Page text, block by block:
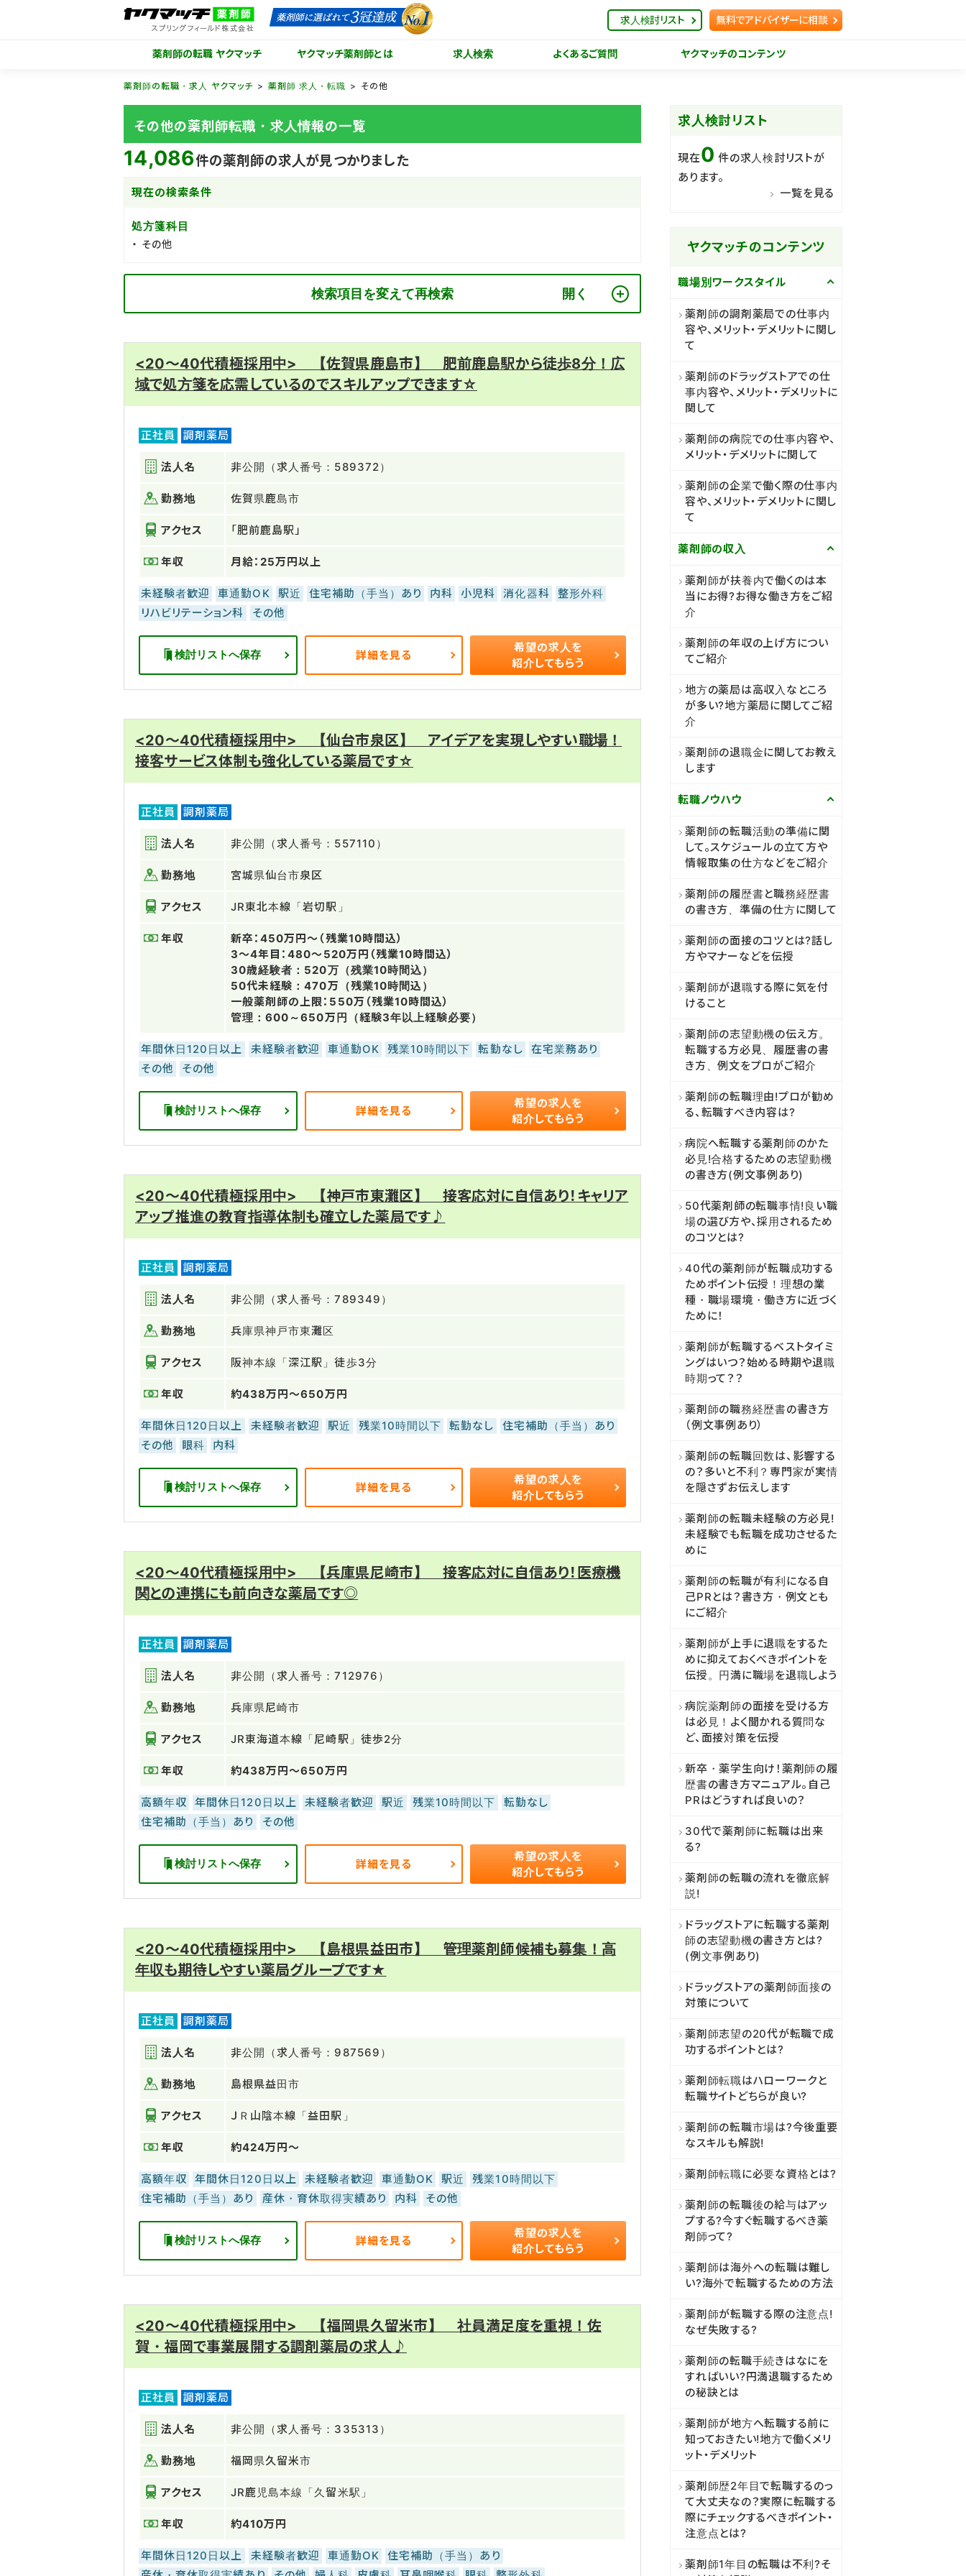
薬剤師の転職 ヤクマッチ ヤクマッチ薬剤師とは 求人検索 よくあるご質問 ヤクマッチのコンテンツ
求人検討リスト 無料でアドバイザーに相談
薬剤師の転職・求人 ヤクマッチ 薬剤師 求人・転職 その他
その他の薬剤師転職・求人情報の一覧
14,086件の薬剤師の求人が見つかりました
現在の検索条件
処方箋科目
その他
検索項目を変えて再検索
<20～40代積極採用中> 【佐賀県鹿島市】 肥前鹿島駅から徒歩8分！広
域で処方箋を応需しているのでスキルアップできます☆
正社員 調剤薬局
法人名 非公開（求人番号：589372）
勤務地 佐賀県鹿島市
アクセス 「肥前鹿島駅」
年収 月給：25万円以上
未経験者歓迎 車通勤OK 駅近 住宅補助（手当）あり 内科 小児科 消化器科
整形外科
リハビリテーション科
その他
検討リストへ保存 詳細を見る
希望の求人を
紹介してもらう
<20～40代積極採用中> 【仙台市泉区】 アイデアを実現しやすい職場！
接客サービス体制も強化している薬局です☆
正社員 調剤薬局
法人名 非公開（求人番号：557110）
勤務地 宮城県仙台市泉区
アクセス JR東北本線「岩切駅」
年収
新卒：450万円～（残業10時間込）
3～4年目：480～520万円（残業10時間込）
30歳経験者：520万（残業10時間込）
50代未経験：470万（残業10時間込）
一般薬剤師の上限：550万（残業10時間込）
管理：600～650万円（経験3年以上経験必要）
年間休日120日以上 未経験者歓迎 車通勤OK 残業10時間以下 転勤なし
在宅業務あり
その他
その他
検討リストへ保存 詳細を見る
希望の求人を
紹介してもらう
<20～40代積極採用中> 【神戸市東灘区】 接客応対に自信あり！キャリア
アップ推進の教育指導体制も確立した薬局です♪
正社員 調剤薬局
法人名 非公開（求人番号：789349）
勤務地 兵庫県神戸市東灘区
アクセス 阪神本線「深江駅」徒歩3分
年収 約438万円～650万円
年間休日120日以上 未経験者歓迎 駅近 残業10時間以下 転勤なし
住宅補助（手当）あり
その他
眼科 内科
検討リストへ保存 詳細を見る
希望の求人を
紹介してもらう
<20～40代積極採用中> 【兵庫県尼崎市】 接客応対に自信あり！医療機
関との連携にも前向きな薬局です◎
正社員 調剤薬局
法人名 非公開（求人番号：712976）
勤務地 兵庫県尼崎市
アクセス JR東海道本線「尼崎駅」徒歩2分
年収 約438万円～650万円
高額年収 年間休日120日以上 未経験者歓迎 駅近 残業10時間以下
転勤なし
住宅補助（手当）あり
その他
検討リストへ保存 詳細を見る
希望の求人を
紹介してもらう
<20～40代積極採用中> 【島根県益田市】 管理薬剤師候補も募集！高
年収も期待しやすい薬局グループです★
正社員 調剤薬局
法人名 非公開（求人番号：987569）
勤務地 島根県益田市
アクセス ＪＲ山陰本線「益田駅」
年収 約424万円～
高額年収 年間休日120日以上 未経験者歓迎 車通勤OK 駅近
残業10時間以下
住宅補助（手当）あり
産休・育休取得実績あり 内科 その他
検討リストへ保存 詳細を見る
希望の求人を
紹介してもらう
<20～40代積極採用中> 【福岡県久留米市】 社員満足度を重視！佐
賀・福岡で事業展開する調剤薬局の求人♪
正社員 調剤薬局
法人名 非公開（求人番号：335313）
勤務地 福岡県久留米市
アクセス JR鹿児島本線「久留米駅」
年収 約410万円
年間休日120日以上 未経験者歓迎 車通勤OK
住宅補助（手当）あり
求人検討リスト
現在0 件の求人検討リストが
あります。
一覧を見る
ヤクマッチのコンテンツ
職場別ワークスタイル
薬剤師の調剤薬局での仕事内
容や、メリット・デメリットに関し
て
薬剤師のドラッグストアでの仕
事内容や、メリット・デメリットに
関して
薬剤師の病院での仕事内容や、
メリット・デメリットに関して
薬剤師の企業で働く際の仕事内
容や、メリット・デメリットに関し
て
薬剤師の収入
薬剤師が扶養内で働くのは本
当にお得?お得な働き方をご紹
介
薬剤師の年収の上げ方につい
てご紹介
地方の薬局は高収入なところ
が多い?地方薬局に関してご紹
介
薬剤師の退職金に関してお教え
します
転職ノウハウ
薬剤師の転職活動の準備に関
して。スケジュールの立て方や
情報取集の仕方などをご紹介
薬剤師の履歴書と職務経歴書
の書き方、準備の仕方に関して
薬剤師の面接のコツとは?話し
方やマナーなどを伝授
薬剤師が退職する際に気を付
けること
薬剤師の志望動機の伝え方。
転職する方必見、履歴書の書
き方、例文をプロがご紹介
薬剤師の転職理由!プロが勧め
る、転職すべき内容は?
病院へ転職する薬剤師のかた
必見!合格するための志望動機
の書き方(例文事例あり)
50代薬剤師の転職事情!良い職
場の選び方や、採用されるため
のコツとは?
40代の薬剤師が転職成功する
ためポイント伝授！理想の業
種・職場環境・働き方に近づく
ために！
薬剤師が転職するベストタイミ
ングはいつ？始める時期や退職
時期って？？
薬剤師の職務経歴書の書き方
（例文事例あり）
薬剤師の転職回数は、影響する
の？多いと不利？専門家が実情
を隠さずお伝えします
薬剤師の転職未経験の方必見!
未経験でも転職を成功させるた
めに
薬剤師の転職が有利になる自
己PRとは？書き方・例文とも
にご紹介
薬剤師が上手に退職をするた
めに抑えておくべきポイントを
伝授。円満に職場を退職しよう
病院薬剤師の面接を受ける方
は必見！よく聞かれる質問な
ど、面接対策を伝授
新卒・薬学生向け！薬剤師の履
歴書の書き方マニュアル。自己
PRはどうすれば良いの？
30代で薬剤師に転職は出来
る?
薬剤師の転職の流れを徹底解
説!
ドラッグストアに転職する薬剤
師の志望動機の書き方とは?
(例文事例あり)
ドラッグストアの薬剤師面接の
対策について
薬剤師志望の20代が転職で成
功するポイントとは?
薬剤師転職はハローワークと
転職サイトどちらが良い?
薬剤師の転職市場は?今後重要
なスキルも解説!
薬剤師転職に必要な資格とは?
薬剤師の転職後の給与はアッ
プする?今すぐ転職するべき薬
剤師って?
薬剤師は海外への転職は難し
い?海外で転職するための方法
薬剤師が転職する際の注意点!
なぜ失敗する?
薬剤師の転職手続きはなにを
すればいい?円満退職するため
の秘訣とは
薬剤師が地方へ転職する前に
知っておきたい!地方で働くメリ
ット・デメリット
薬剤師歴2年目で転職するのっ
て大丈夫なの？実際に転職する
際にチェックするべきポイント・
注意点とは?
薬剤師1年目の転職は不利?そ